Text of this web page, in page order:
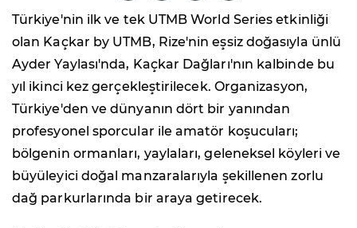
Türkiye'nin ilk ve tek UTMB World Series etkinliği
olan Kaçkar by UTMB, Rize'nin eşsiz doğasıyla ünlü
Ayder Yaylası'nda, Kaçkar Dağları'nın kalbinde bu
yıl ikinci kez gerçekleştirilecek. Organizasyon,
Türkiye'den ve dünyanın dört bir yanından
profesyonel sporcular ile amatör koşucuları;
bölgenin ormanları, yaylaları, geleneksel köyleri ve
büyüleyici doğal manzaralarıyla şekillenen zorlu
dağ parkurlarında bir araya getirecek.